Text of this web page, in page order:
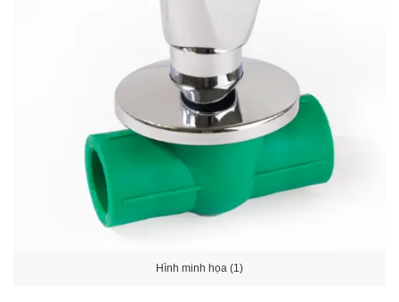
Hình minh họa (1)